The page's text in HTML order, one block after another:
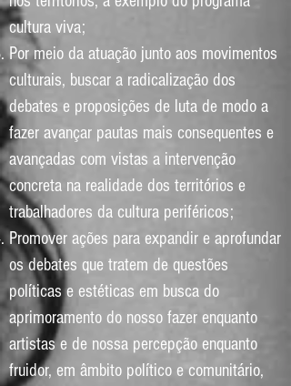
cultura viva;
Por meio da atuação junto aos movimentos
culturais, buscar a radicalização dos
debates e proposições de luta de modo a
fazer avançar pautas mais consequentes e
avançadas com vistas a intervenção
concreta na realidade dos territórios e
trabalhadores da cultura periféricos;
Promover ações para expandir e aprofundar
os debates que tratem de questões
políticas e estéticas em busca do
aprimoramento do nosso fazer enquanto
artistas e de nossa percepção enquanto
fruidor, em âmbito político e comunitário,